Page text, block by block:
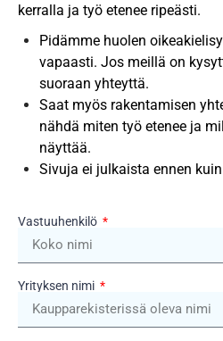
kerralla ja työ etenee ripeästi.
Pidämme huolen
vapaasti. Jos meillä on
suoraan yhteyttä.
Saat myös rakentamisen
nähdä miten työ etenee ja
näyttää.
Sivuja ei julkaista ennen
Vastuuhenkilö
Yrityksen nimi